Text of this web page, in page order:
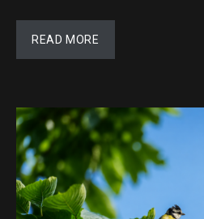
READ MORE